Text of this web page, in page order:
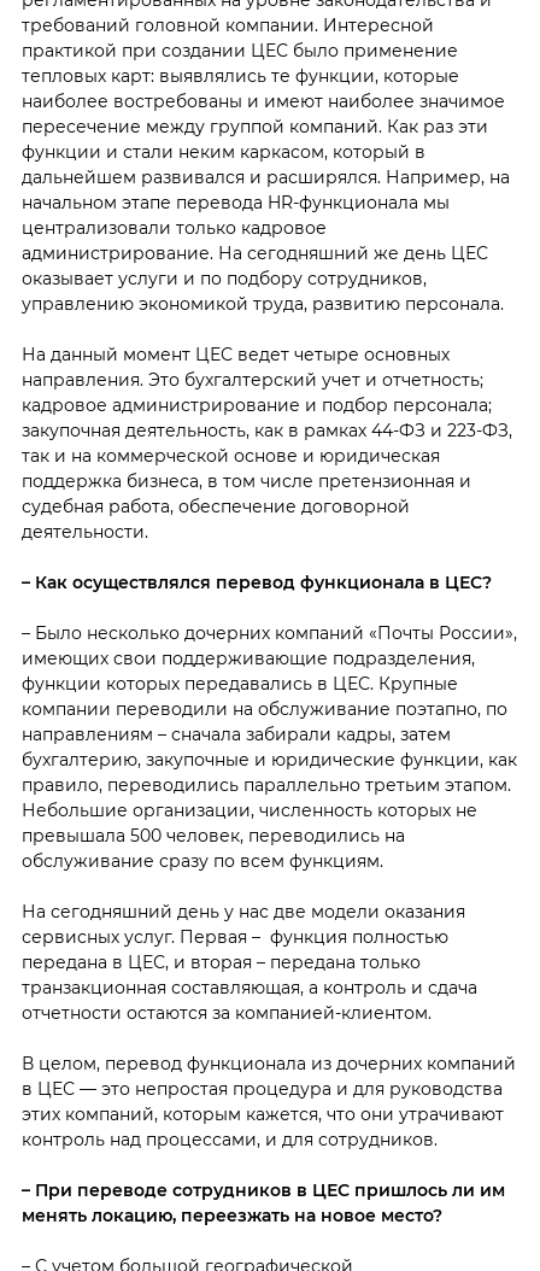
требований головной компании. Интересной
практикой при создании ЦЕС было применение
тепловых карт: выявлялись те функции, которые
наиболее востребованы и имеют наиболее значимое
пересечение между группой компаний. Как раз эти
функции и стали неким каркасом, который в
дальнейшем развивался и расширялся. Например, на
начальном этапе перевода HR-функционала мы
централизовали только кадровое
администрирование. На сегодняшний же день ЦЕС
оказывает услуги и по подбору сотрудников,
управлению экономикой труда, развитию персонала.
На данный момент ЦЕС ведет четыре основных
направления. Это бухгалтерский учет и отчетность;
кадровое администрирование и подбор персонала;
закупочная деятельность, как в рамках 44-ФЗ и 223-ФЗ,
так и на коммерческой основе и юридическая
поддержка бизнеса, в том числе претензионная и
судебная работа, обеспечение договорной
деятельности.
– Как осуществлялся перевод функционала в ЦЕС?
– Было несколько дочерних компаний «Почты России»,
имеющих свои поддерживающие подразделения,
функции которых передавались в ЦЕС. Крупные
компании переводили на обслуживание поэтапно, по
направлениям – сначала забирали кадры, затем
бухгалтерию, закупочные и юридические функции, как
правило, переводились параллельно третьим этапом.
Небольшие организации, численность которых не
превышала 500 человек, переводились на
обслуживание сразу по всем функциям.
На сегодняшний день у нас две модели оказания
сервисных услуг. Первая – функция полностью
передана в ЦЕС, и вторая – передана только
транзакционная составляющая, а контроль и сдача
отчетности остаются за компанией-клиентом.
В целом, перевод функционала из дочерних компаний
в ЦЕС — это непростая процедура и для руководства
этих компаний, которым кажется, что они утрачивают
контроль над процессами, и для сотрудников.
– При переводе сотрудников в ЦЕС пришлось ли им
менять локацию, переезжать на новое место?
– С учетом большой географической